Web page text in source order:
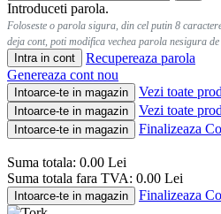
Introduceti parola.
Foloseste o parola sigura, din cel putin 8
deja cont, poti modifica vechea parola nesigura
Intra in cont
Recupereaza parola
Genereaza cont nou
Intoarce-te in magazin Vezi toate
Intoarce-te in magazin Vezi toate
Intoarce-te in magazin Finalizeaza
Suma totala: 0.00 Lei
Suma totala fara TVA: 0.00 Lei
Intoarce-te in magazin Finalizeaza